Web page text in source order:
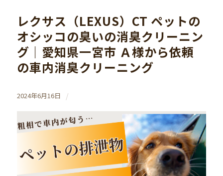
レクサス（LEXUS）CT ペットの
オシッコの臭いの消臭クリーニン
グ｜愛知県一宮市 Ａ様から依頼
の車内消臭クリーニング
2024年6月16日 /